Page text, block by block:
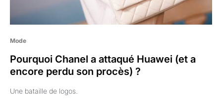
Mode
Pourquoi Chanel a attaqué Huawei (et a
encore perdu son procès) ?
Une bataille de logos.